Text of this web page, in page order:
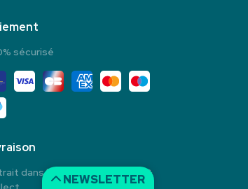
NEWSLETTER
sécurisé
dans la pharmacie en Click &